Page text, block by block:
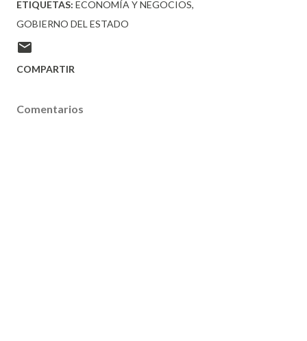
ETIQUETAS: ECONOMÍA Y NEGOCIOS
GOBIERNO DEL ESTADO
COMPARTIR
Comentarios